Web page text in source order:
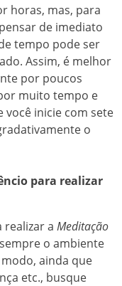
horas, mas, para
de imediato
tempo pode ser
Assim, é melhor
por poucos
muito tempo e
você inicie com sete
o
para realizar
a Meditação
o ambiente
ainda que
etc., busque